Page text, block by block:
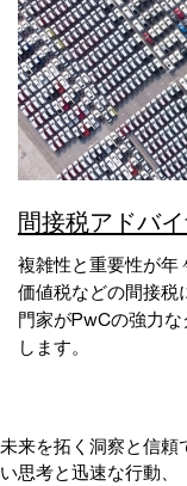
間接税アドバ
複雑性と重要性が年
価値税などの間接税
門家がPwCの強力
します。
未来を拓く洞察と信頼
い思考と迅速な行動、